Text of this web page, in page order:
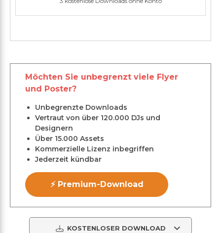
Möchten Sie unbegrenzt viele Flyer
und Poster?
Unbegrenzte Downloads
Vertraut von über 120.000 DJs und
Designern
Über 15.000 Assets
Kommerzielle Lizenz inbegriffen
Jederzeit kündbar
⚡ Premium-Download
KOSTENLOSER DOWNLOAD